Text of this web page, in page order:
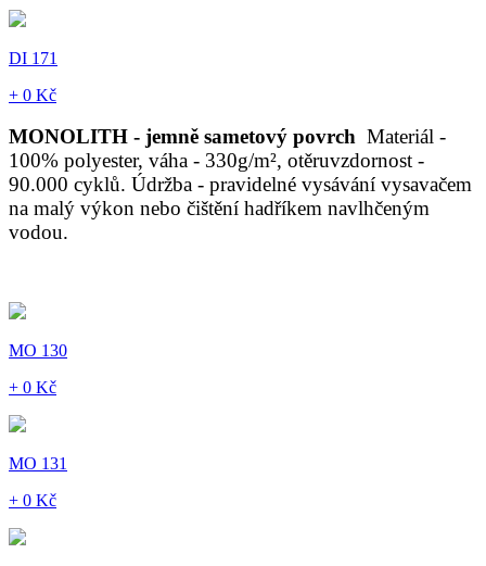
DI 171
+ 0 Kč
MONOLITH - jemně sametový povrch Materiál -
100% polyester, váha - 330g/m², otěruvzdornost -
90.000 cyklů. Údržba - pravidelné vysávání vysavačem
na malý výkon nebo čištění hadříkem navlhčeným
vodou.
MO 130
+ 0 Kč
MO 131
+ 0 Kč